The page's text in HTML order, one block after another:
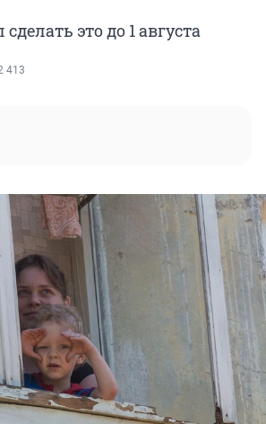
это до 1 августа
413